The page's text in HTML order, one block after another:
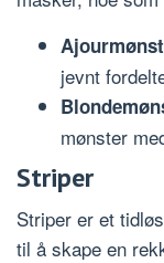
jevnt
mønster
Striper
Striper er et
til å skape en